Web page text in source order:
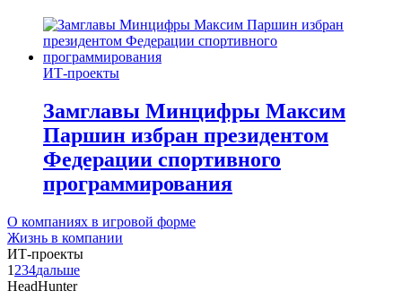
ИТ-проекты
Замглавы Минцифры Максим
Паршин избран президентом
Федерации спортивного
программирования
О компаниях в игровой форме
Жизнь в компании
ИТ-проекты
1 234дальше
HeadHunter